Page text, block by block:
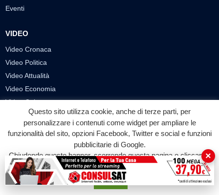
Eventi
VIDEO
Video Cronaca
Video Politica
Video Attualità
Video Economia
Video Cultura
Video Sport
Video Tecnologie
Video
PUBBLICITÀ
Questo sito utilizza cookie, anche di terze parti, per
personalizzare i contenuti come widget per ampliare le
funzionalità del sito, opzioni Facebook, Twitter e social e funzioni
pubblicitarie di Google.
Chiudendo questo banner, scorrendo questa pagina o cliccando
su qualunque suo elemento acconsenti all'uso dei cookie.
Accetta
×